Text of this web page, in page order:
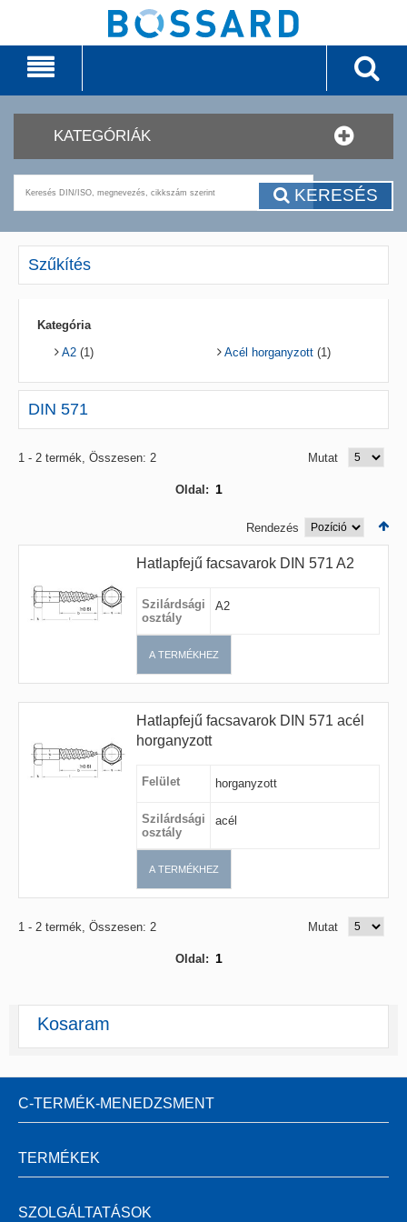
KATEGÓRIÁK
KERESÉS
Szűkítés
Kategória
A2(1) Acél horganyzott(1)
DIN 571
1 - 2 termék, Összesen: 2 Mutat
Oldal: 1
Rendezés
Hatlapfejű facsavarok DIN 571 A2
Szilárdsági
osztály
A2
A TERMÉKHEZ
Hatlapfejű facsavarok DIN 571 acél
horganyzott
Felület horganyzott
Szilárdsági
osztály
acél
A TERMÉKHEZ
1 - 2 termék, Összesen: 2 Mutat
Oldal: 1
Kosaram
C-TERMÉK-MENEDZSMENT
TERMÉKEK
SZOLGÁLTATÁSOK